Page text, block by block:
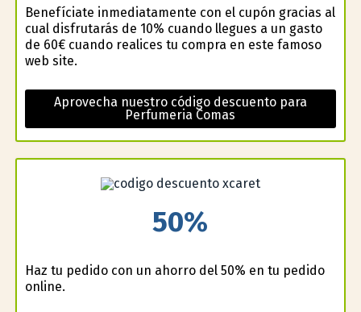
Benefíciate inmediatamente con el cupón gracias al
cual disfrutarás de 10% cuando llegues a un gasto
de 60€ cuando realices tu compra en este famoso
web site.
Aprovecha nuestro código descuento para
Perfumeria Comas
50%
Haz tu pedido con un ahorro del 50% en tu pedido
online.